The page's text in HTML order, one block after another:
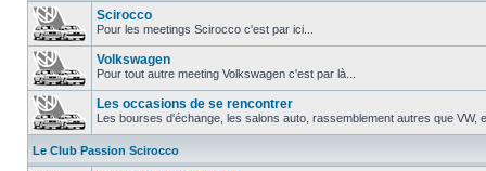
Scirocco
Pour les meetings Scirocco c'est par ici...
Volkswagen
Pour tout autre meeting Volkswagen c'est par là...
Les occasions de se rencontrer
Les bourses d'échange, les salons auto, rassemblement autres que VW,
Le Club Passion Scirocco